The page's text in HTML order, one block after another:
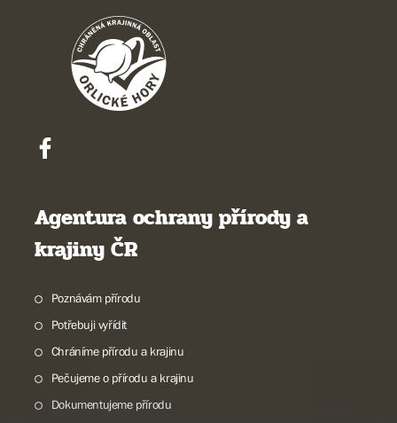
Agentura ochrany přírody a
krajiny ČR
Poznávám přírodu
Potřebuji vyřídit
Chráníme přírodu a krajinu
Pečujeme o přírodu a krajinu
Dokumentujeme přírodu